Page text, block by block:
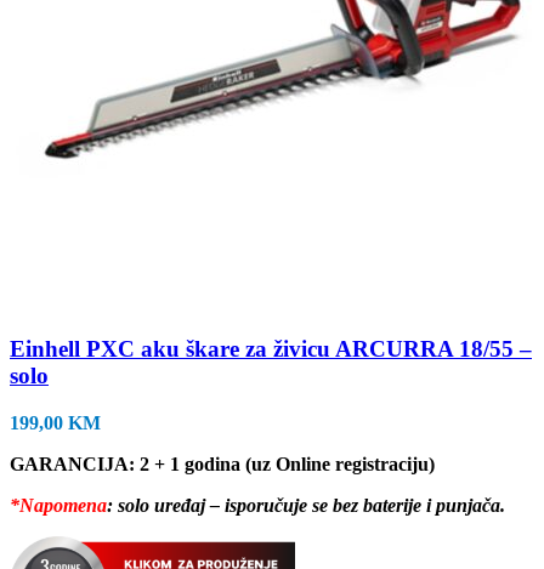
Einhell PXC aku škare za živicu ARCURRA 18/55 –
solo
199,00 KM
GARANCIJA: 2 + 1 godina (uz Online registraciju)
*Napomena: solo uređaj – isporučuje se bez baterije i punjača.